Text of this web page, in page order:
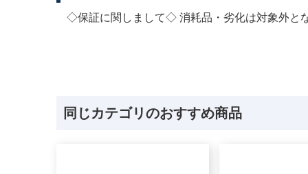
◇保証に関しまして◇ 消耗品・劣化は対象外と
同じカテゴリのおすすめ商品